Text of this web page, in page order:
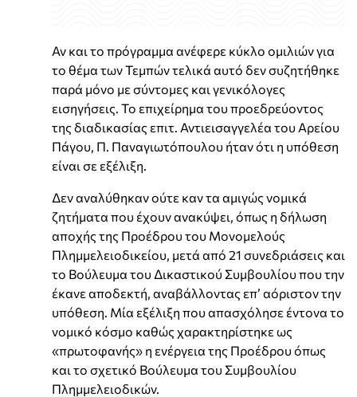
Αν και το πρόγραμμα ανέφερε κύκλο ομιλιών για
το θέμα των Τεμπών τελικά αυτό δεν συζητήθηκε
παρά μόνο με σύντομες και γενικόλογες
εισηγήσεις. Το επιχείρημα του προεδρεύοντος
της διαδικασίας επιτ. Αντιεισαγγελέα του Αρείου
Πάγου, Π. Παναγιωτόπουλου ήταν ότι η υπόθεση
είναι σε εξέλιξη.
Δεν αναλύθηκαν ούτε καν τα αμιγώς νομικά
ζητήματα που έχουν ανακύψει, όπως η δήλωση
αποχής της Προέδρου του Μονομελούς
Πλημμελειοδικείου, μετά από 21 συνεδριάσεις και
το Βούλευμα του Δικαστικού Συμβουλίου που την
έκανε αποδεκτή, αναβάλλοντας επ’ αόριστον την
υπόθεση. Μία εξέλιξη που απασχόλησε έντονα το
νομικό κόσμο καθώς χαρακτηρίστηκε ως
«πρωτοφανής» η ενέργεια της Προέδρου όπως
και το σχετικό Βούλευμα του Συμβουλίου
Πλημμελειοδικών.